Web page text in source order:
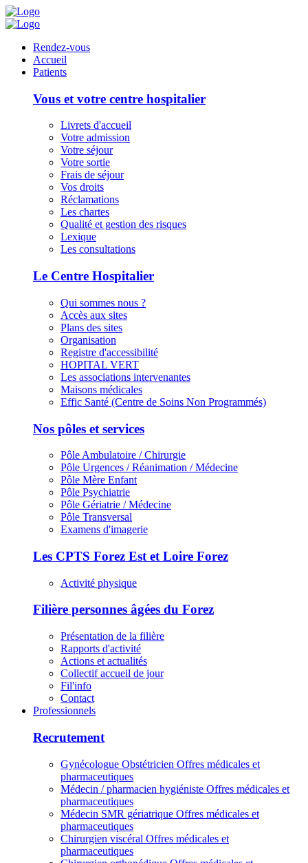
Rendez-vous
Accueil
Patients
Vous et votre centre hospitalier
Livrets d'accueil
Votre admission
Votre séjour
Votre sortie
Frais de séjour
Vos droits
Réclamations
Les chartes
Qualité et gestion des risques
Lexique
Les consultations
Le Centre Hospitalier
Qui sommes nous ?
Accès aux sites
Plans des sites
Organisation
Registre d'accessibilité
HOPITAL VERT
Les associations intervenantes
Maisons médicales
Effic Santé (Centre de Soins Non Programmés)
Nos pôles et services
Pôle Ambulatoire / Chirurgie
Pôle Urgences / Réanimation / Médecine
Pôle Mère Enfant
Pôle Psychiatrie
Pôle Gériatrie / Médecine
Pôle Transversal
Examens d'imagerie
Les CPTS Forez Est et Loire Forez
Activité physique
Filière personnes âgées du Forez
Présentation de la filière
Rapports d'activité
Actions et actualités
Collectif accueil de jour
Fil'info
Contact
Professionnels
Recrutement
Gynécologue Obstétricien Offres médicales et
pharmaceutiques
Médecin / pharmacien hygiéniste Offres médicales et
pharmaceutiques
Médecin SMR gériatrique Offres médicales et
pharmaceutiques
Chirurgien viscéral Offres médicales et
pharmaceutiques
Panneau de gestion des cookies